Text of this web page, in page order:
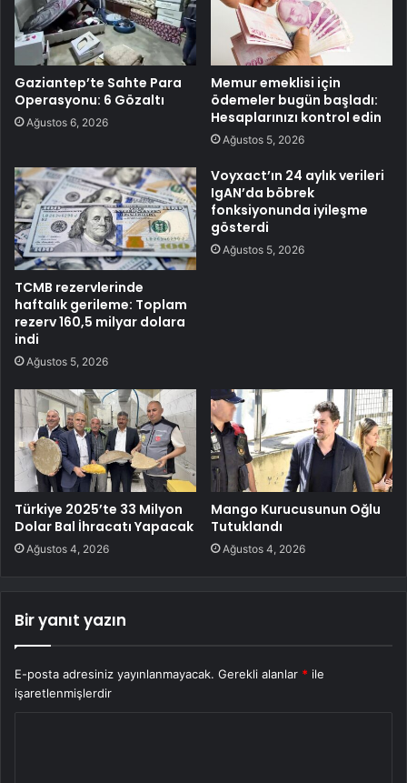
Gaziantep’te Sahte Para
Operasyonu: 6 Gözaltı
Ağustos 6, 2026
Memur emeklisi için
ödemeler bugün başladı:
Hesaplarınızı kontrol edin
Ağustos 5, 2026
TCMB rezervlerinde
haftalık gerileme: Toplam
rezerv 160,5 milyar dolara
indi
Ağustos 5, 2026
Voyxact’ın 24 aylık verileri
IgAN’da böbrek
fonksiyonunda iyileşme
gösterdi
Ağustos 5, 2026
Türkiye 2025’te 33 Milyon
Dolar Bal İhracatı Yapacak
Ağustos 4, 2026
Mango Kurucusunun Oğlu
Tutuklandı
Ağustos 4, 2026
Bir yanıt yazın
E-posta adresiniz yayınlanmayacak. Gerekli alanlar * ile
işaretlenmişlerdir